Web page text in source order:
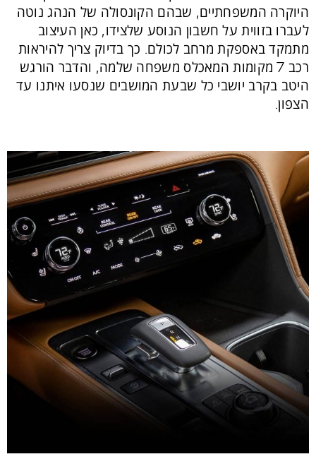
היוקרה המשפחתיים, שבהם הקונסולה של הנהג נוטה
לעברו בזווית על חשבון הנוסע שלצידו, כאן העיצוב
מתמקד באספקת מרחב לכולם. כך בדיוק צריך להיראות
רכב 7 מקומות המאכלס משפחה שלמה, והדבר הורגש
היטב בקרב יושבי כל שבעת המושבים שנסעו איתנו עד
הצפון.